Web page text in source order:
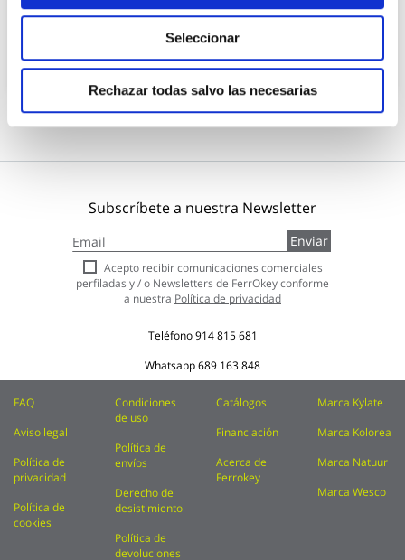
Seleccionar
Rechazar todas salvo las necesarias
15,20 €
Añadir al carrito
Subscríbete a nuestra Newsletter
a
nuestro
boletín
de
Enviar
Acepto recibir comunicaciones comerciales
perfiladas y / o Newsletters de FerrOkey conforme
a nuestra Política de privacidad
Teléfono914 815 681
Whatsapp689 163 848
FAQ
Aviso legal
Política de
privacidad
Política de
cookies
Condiciones
de uso
Política de
envíos
Derecho de
desistimiento
Política de
devoluciones
Catálogos
Financiación
Acerca de
Ferrokey
Marca Kylate
Marca Kolorea
Marca Natuur
Marca Wesco